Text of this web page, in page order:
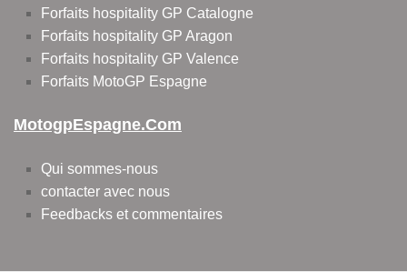
Forfaits hospitality GP Catalogne
Forfaits hospitality GP Aragon
Forfaits hospitality GP Valence
Forfaits MotoGP Espagne
MotogpEspagne.com
Qui sommes-nous
contacter avec nous
Feedbacks et commentaires